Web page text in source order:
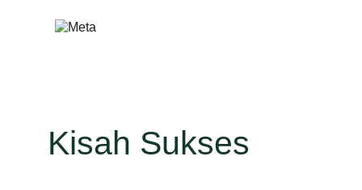
Kisah Sukses